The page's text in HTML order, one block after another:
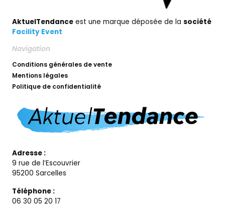
AktuelTendance est une marque déposée de la société
Facility Event
Adresse :
9 rue de l’Escouvrier
95200 Sarcelles
Téléphone :
06 30 05 20 17
Navigation
Conditions générales de vente
Mentions légales
Politique de confidentialité